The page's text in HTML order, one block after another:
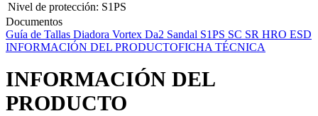
Nivel de protección: S1PS
Documentos
Guía de Tallas Diadora Vortex Da2 Sandal S1PS SC SR HRO ESD
INFORMACIÓN DEL PRODUCTOFICHA TÉCNICA
INFORMACIÓN DEL
PRODUCTO